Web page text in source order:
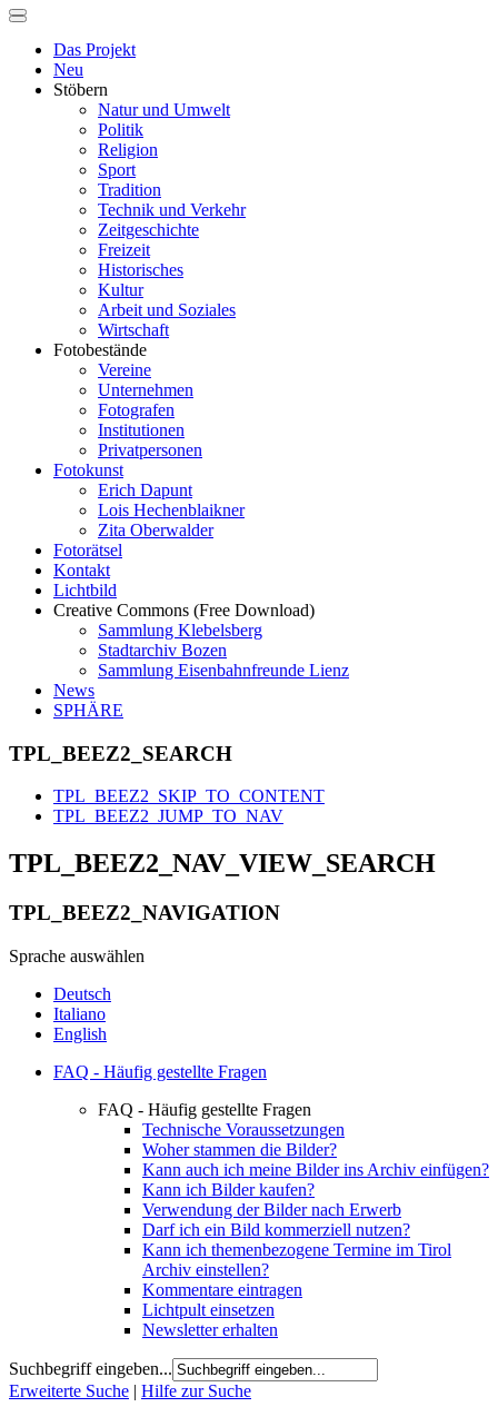
Das Projekt
Neu
Stöbern
Natur und Umwelt
Politik
Religion
Sport
Tradition
Technik und Verkehr
Zeitgeschichte
Freizeit
Historisches
Kultur
Arbeit und Soziales
Wirtschaft
Fotobestände
Vereine
Unternehmen
Fotografen
Institutionen
Privatpersonen
Fotokunst
Erich Dapunt
Lois Hechenblaikner
Zita Oberwalder
Fotorätsel
Kontakt
Lichtbild
Creative Commons (Free Download)
Sammlung Klebelsberg
Stadtarchiv Bozen
Sammlung Eisenbahnfreunde Lienz
News
SPHÄRE
TPL_BEEZ2_SEARCH
TPL_BEEZ2_SKIP_TO_CONTENT
TPL_BEEZ2_JUMP_TO_NAV
TPL_BEEZ2_NAV_VIEW_SEARCH
TPL_BEEZ2_NAVIGATION
Sprache auswählen
Deutsch
Italiano
English
FAQ - Häufig gestellte Fragen
FAQ - Häufig gestellte Fragen
Technische Voraussetzungen
Woher stammen die Bilder?
Kann auch ich meine Bilder ins Archiv einfügen?
Kann ich Bilder kaufen?
Verwendung der Bilder nach Erwerb
Darf ich ein Bild kommerziell nutzen?
Kann ich themenbezogene Termine im Tirol
Archiv einstellen?
Kommentare eintragen
Lichtpult einsetzen
Newsletter erhalten
Suchbegriff eingeben...
Erweiterte Suche | Hilfe zur Suche